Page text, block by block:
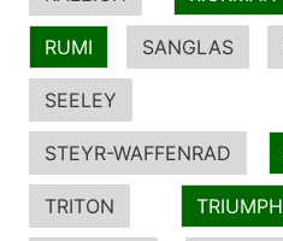
RUMI SANGLAS
SEELEY
STEYR-WAFFENRAD
TRITON TRIUMPH